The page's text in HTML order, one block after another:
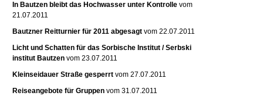
In Bautzen bleibt das Hochwasser unter Kontrollevom
21.07.2011
Bautzner Reitturnier für 2011 abgesagtvom 22.07.2011
Licht und Schatten für das Sorbische Institut / Serbski
institut Bautzenvom 23.07.2011
Kleinseidauer Straße gesperrtvom 27.07.2011
Reiseangebote für Gruppenvom 31.07.2011